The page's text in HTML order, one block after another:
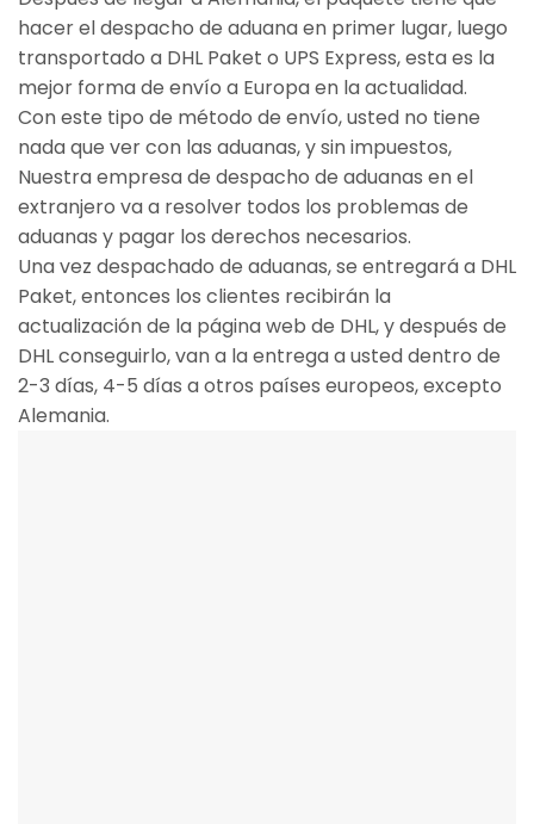
hacer el despacho de aduana en primer lugar, luego
transportado a DHL Paket o UPS Express, esta es la
mejor forma de envío a Europa en la actualidad.
Con este tipo de método de envío, usted no tiene
nada que ver con las aduanas, y sin impuestos,
Nuestra empresa de despacho de aduanas en el
extranjero va a resolver todos los problemas de
aduanas y pagar los derechos necesarios.
Una vez despachado de aduanas, se entregará a DHL
Paket, entonces los clientes recibirán la
actualización de la página web de DHL, y después de
DHL conseguirlo, van a la entrega a usted dentro de
2-3 días, 4-5 días a otros países europeos, excepto
Alemania.